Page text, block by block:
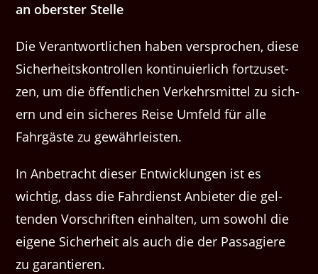
an ober­ster Stelle
Die Ver­ant­wortlichen haben ver­sprochen, diese
Sicher­heit­skon­trollen kon­tinuier­lich fortzuset­
zen, um die öffentlichen Verkehrsmit­tel zu sich­
ern und ein sicheres Rei­se Um­feld für alle
Fahrgäste zu gewährleisten.
In Anbe­tra­cht dieser Entwick­lun­gen ist es
wichtig, dass die Fahr­di­en­st An­bi­eter die gel­
tenden Vorschriften ein­hal­ten, um sowohl die
eigene Sicher­heit als auch die der Pas­sagiere
zu garantieren.